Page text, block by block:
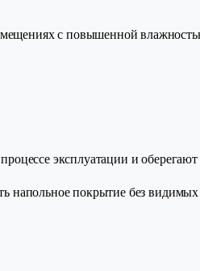
с повышенной
эксплуатации и оберегают
напольное покрытие без видимых